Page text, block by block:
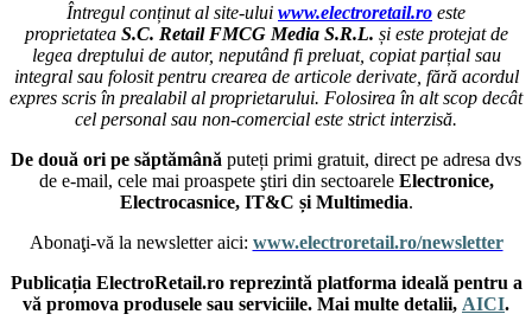
Întregul conținut al site-ului www.electroretail.ro este
proprietatea S.C. Retail FMCG Media S.R.L. și este protejat de
legea dreptului de autor, neputând fi preluat, copiat parțial sau
integral sau folosit pentru crearea de articole derivate, fără acordul
expres scris în prealabil al proprietarului. Folosirea în alt scop decât
cel personal sau non-comercial este strict interzisă.
De două ori pe săptămână puteți primi gratuit, direct pe adresa dvs
de e-mail, cele mai proaspete ştiri din sectoarele Electronice,
Electrocasnice, IT&C și Multimedia.
Abonaţi-vă la newsletter aici: www.electroretail.ro/newsletter
Publicația ElectroRetail.ro reprezintă platforma ideală pentru a
vă promova produsele sau serviciile. Mai multe detalii, AICI.